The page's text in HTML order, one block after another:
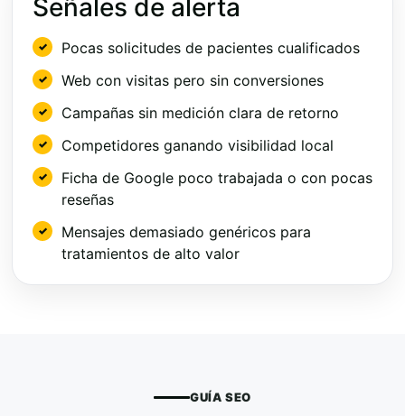
Señales de alerta
Pocas solicitudes de pacientes cualificados
Web con visitas pero sin conversiones
Campañas sin medición clara de retorno
Competidores ganando visibilidad local
Ficha de Google poco trabajada o con pocas
reseñas
Mensajes demasiado genéricos para
tratamientos de alto valor
GUÍA SEO